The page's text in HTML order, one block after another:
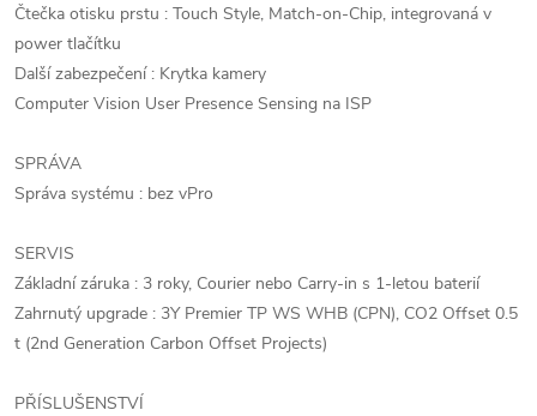
Čtečka otisku prstu : Touch Style, Match-on-Chip, integrovaná v
power tlačítku
Další zabezpečení : Krytka kamery
Computer Vision User Presence Sensing na ISP
SPRÁVA
Správa systému : bez vPro
SERVIS
Základní záruka : 3 roky, Courier nebo Carry-in s 1-letou baterií
Zahrnutý upgrade : 3Y Premier TP WS WHB (CPN), CO2 Offset 0.5
t (2nd Generation Carbon Offset Projects)
PŘÍSLUŠENSTVÍ